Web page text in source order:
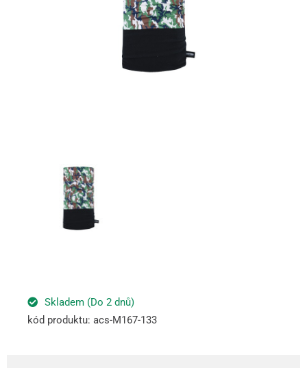
Skladem (Do 2 dnů)
kód produktu: acs-M167-133